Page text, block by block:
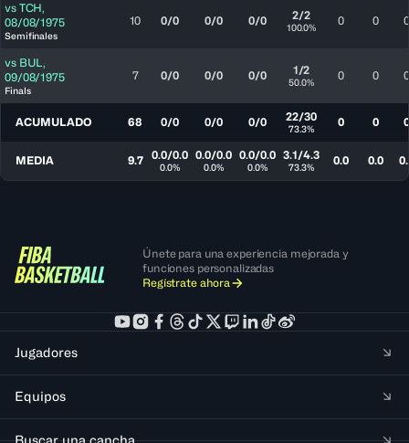
vs TCH,
08/08/1975
Semifinales
10 0/0 0/0 0/0 2/2
100.0% 0 0 0
vs BUL,
09/08/1975
Finals
7 0/0 0/0 0/0 1/2
50.0% 0 0 0
ACUMULADO 68 0/0 0/0 0/0 22/30
73.3% 0 0 0
MEDIA 9.7 0.0/0.0
0.0%
0.0/0.0
0.0%
0.0/0.0
0.0%
3.1/4.3
73.3% 0.0 0.0
Únete para una experiencia mejorada y
funciones personalizadas
Regístrate ahora
Jugadores
Equipos
Buscar una cancha